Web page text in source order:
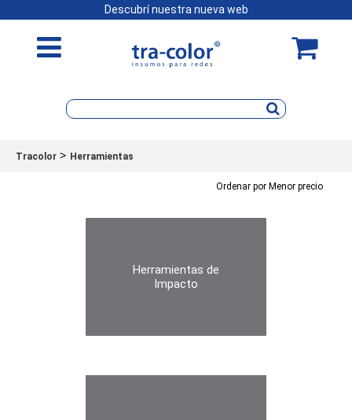
Descubrí nuestra nueva web
Tracolor > Herramientas
Ordenar por Menor precio
Herramientas de
Impacto